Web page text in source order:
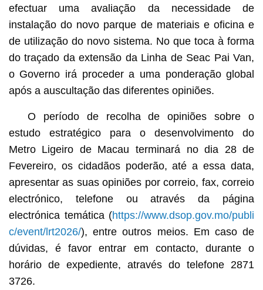
efectuar uma avaliação da necessidade de
instalação do novo parque de materiais e oficina e
de utilização do novo sistema. No que toca à forma
do traçado da extensão da Linha de Seac Pai Van,
o Governo irá proceder a uma ponderação global
após a auscultação das diferentes opiniões.
O período de recolha de opiniões sobre o
estudo estratégico para o desenvolvimento do
Metro Ligeiro de Macau terminará no dia 28 de
Fevereiro, os cidadãos poderão, até a essa data,
apresentar as suas opiniões por correio, fax, correio
electrónico, telefone ou através da página
electrónica temática (https://www.dsop.gov.mo/publi
c/event/lrt2026/), entre outros meios. Em caso de
dúvidas, é favor entrar em contacto, durante o
horário de expediente, através do telefone 2871
3726.